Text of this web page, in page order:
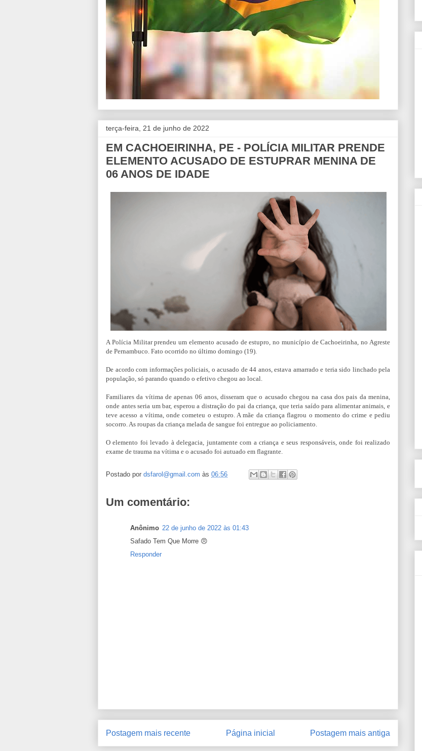
terça-feira, 21 de junho de 2022
EM CACHOEIRINHA, PE - POLÍCIA MILITAR PRENDE
ELEMENTO ACUSADO DE ESTUPRAR MENINA DE
06 ANOS DE IDADE
A Polícia Militar prendeu um elemento acusado de estupro, no município de Cachoeirinha, no Agreste
de Pernambuco. Fato ocorrido no último domingo (19).
De acordo com informações policiais, o acusado de 44 anos, estava amarrado e teria sido linchado pela
população, só parando quando o efetivo chegou ao local.
Familiares da vítima de apenas 06 anos, disseram que o acusado chegou na casa dos pais da menina,
onde antes seria um bar, esperou a distração do pai da criança, que teria saído para alimentar animais, e
teve acesso a vítima, onde cometeu o estupro. A mãe da criança flagrou o momento do crime e pediu
socorro. As roupas da criança melada de sangue foi entregue ao policiamento.
O elemento foi levado à delegacia, juntamente com a criança e seus responsáveis, onde foi realizado
exame de trauma na vítima e o acusado foi autuado em flagrante.
Postado por dsfarol@gmail.com às 06:56
Um comentário:
Anônimo 22 de junho de 2022 às 01:43
Safado Tem Que Morre 😠
Responder
Postagem mais recente Postagem mais antiga
Página inicial